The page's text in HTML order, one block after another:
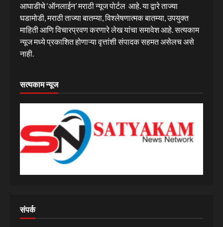
आघाडीचे ‘ऑनलाईन’ मराठी न्यूज पोर्टल आहे. या द्वारे ताज्या
घडामोडी, मराठी ताज्या बातम्या, विश्लेषणात्मक बातम्या, उपयुक्त
माहिती आणि विचारप्रवण करणारे लेख यांचा समावेश आहे. सत्यकाम
न्यूज मध्ये प्रकाशित होणाऱ्या वृत्तांशी संपादक सहमत असेलच असे
नाही.
सत्यकाम न्यूज
संपर्क